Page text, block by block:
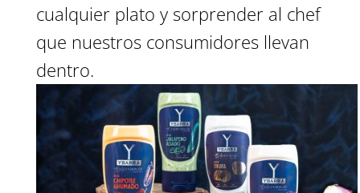
cualquier plato y sorprender al chef
que nuestros consumidores llevan
dentro.